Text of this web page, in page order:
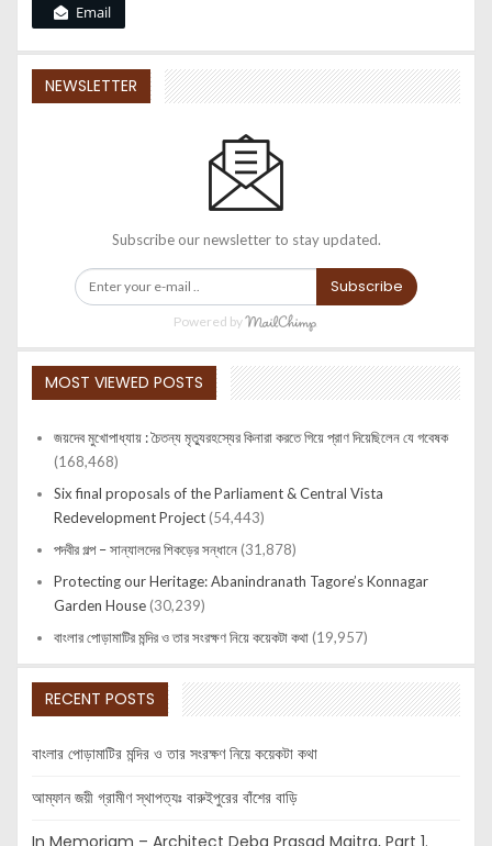
Email
NEWSLETTER
Subscribe our newsletter to stay updated.
Subscribe
Powered by
MOST VIEWED POSTS
জয়দেব মুখোপাধ্যায় : চৈতন্য মৃত্যুরহস্যের কিনারা করতে গিয়ে প্রাণ দিয়েছিলেন যে গবেষক
(168,468)
Six final proposals of the Parliament & Central Vista
Redevelopment Project (54,443)
পদবীর গল্প – সান্যালদের শিকড়ের সন্ধানে (31,878)
Protecting our Heritage: Abanindranath Tagore’s Konnagar
Garden House (30,239)
বাংলার পোড়ামাটির মন্দির ও তার সংরক্ষণ নিয়ে কয়েকটা কথা (19,957)
RECENT POSTS
বাংলার পোড়ামাটির মন্দির ও তার সংরক্ষণ নিয়ে কয়েকটা কথা
আম্ফান জয়ী গ্রামীণ স্থাপত্যঃ বারুইপুরের বাঁশের বাড়ি
In Memoriam – Architect Deba Prasad Maitra, Part 1.